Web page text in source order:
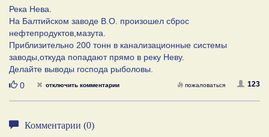
Река Нева.
На Балтийском заводе В.О. произошел сброс
нефтепродуктов,мазута.
Приблизительно 200 тонн в канализационные системы
заводы,откуда попадают прямо в реку Неву.
Делайте выводы господа рыболовы.
Нравится
0 отключить комментарии 123
пожаловаться
Комментарии (0)